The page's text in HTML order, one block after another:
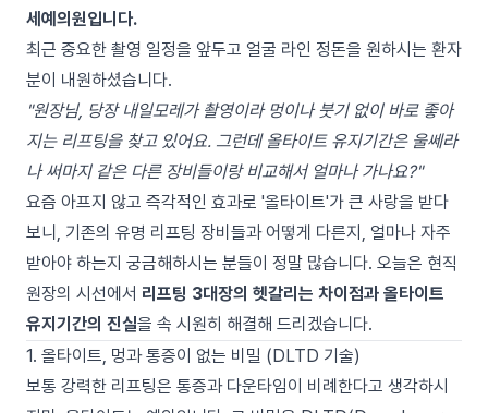
세예의원입니다.
최근 중요한 촬영 일정을 앞두고 얼굴 라인 정돈을 원하시는 환자
분이 내원하셨습니다.
"원장님, 당장 내일모레가 촬영이라 멍이나 붓기 없이 바로 좋아
지는 리프팅을 찾고 있어요. 그런데 올타이트 유지기간은 울쎄라
나 써마지 같은 다른 장비들이랑 비교해서 얼마나 가나요?"
요즘 아프지 않고 즉각적인 효과로 '올타이트'가 큰 사랑을 받다
보니, 기존의 유명 리프팅 장비들과 어떻게 다른지, 얼마나 자주
받아야 하는지 궁금해하시는 분들이 정말 많습니다. 오늘은 현직
원장의 시선에서 리프팅 3대장의 헷갈리는 차이점과 올타이트
유지기간의 진실을 속 시원히 해결해 드리겠습니다.
1. 올타이트, 멍과 통증이 없는 비밀 (DLTD 기술)
보통 강력한 리프팅은 통증과 다운타임이 비례한다고 생각하시